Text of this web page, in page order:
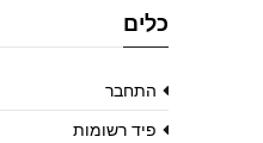
כלים
התחבר
פיד רשומות